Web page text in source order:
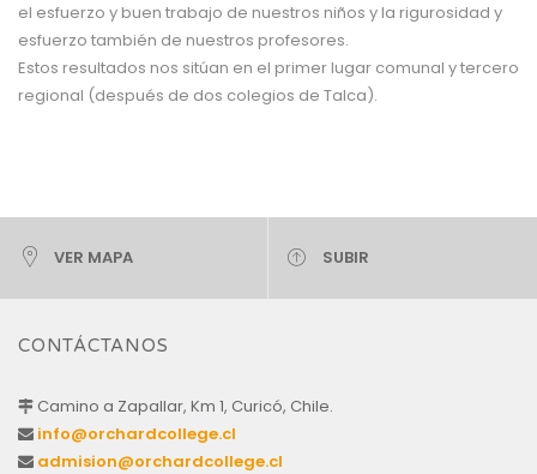
el esfuerzo y buen trabajo de nuestros niños y la rigurosidad y
esfuerzo también de nuestros profesores.
Estos resultados nos sitúan en el primer lugar comunal y tercero
regional (después de dos colegios de Talca).
VER MAPA SUBIR
CONTÁCTANOS
Camino a Zapallar, Km 1, Curicó, Chile.
info@orchardcollege.cl
admision@orchardcollege.cl